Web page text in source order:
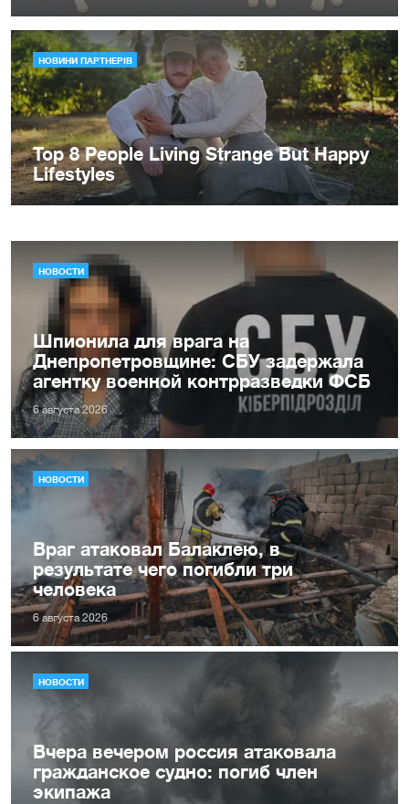
НОВОСТИ
Шпионила для врага на
Днепропетровщине: СБУ задержала
агентку военной контрразведки ФСБ
6 августа 2026
НОВОСТИ
Враг атаковал Балаклею, в
результате чего погибли три
человека
6 августа 2026
НОВОСТИ
Вчера вечером россия атаковала
гражданское судно: погиб член
экипажа